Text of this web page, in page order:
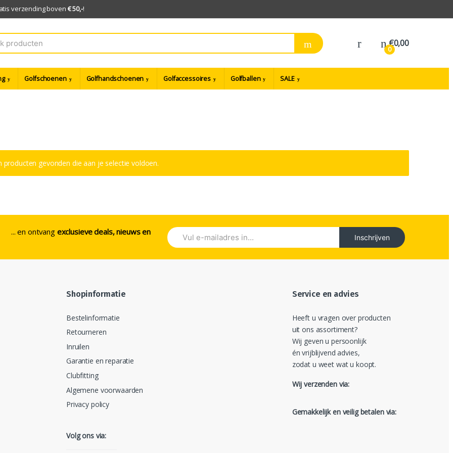
verzending boven € 50,-!
0
€0,00
Golfschoenen Golfhandschoenen Golfaccessoires Golfballen SALE
producten gevonden die aan je selectie voldoen.
... en ontvang exclusieve deals, nieuws en
Inschrijven
Shopinformatie
Bestelinformatie
Retourneren
Inruilen
Garantie en reparatie
Clubfitting
Algemene voorwaarden
Privacy policy
Volg ons via:
Service en advies
Heeft u vragen over producten
uit ons assortiment?
Wij geven u persoonlijk
én vrijblijvend advies,
zodat u weet wat u koopt.
Wij verzenden via:
Gemakkelijk en veilig betalen via: